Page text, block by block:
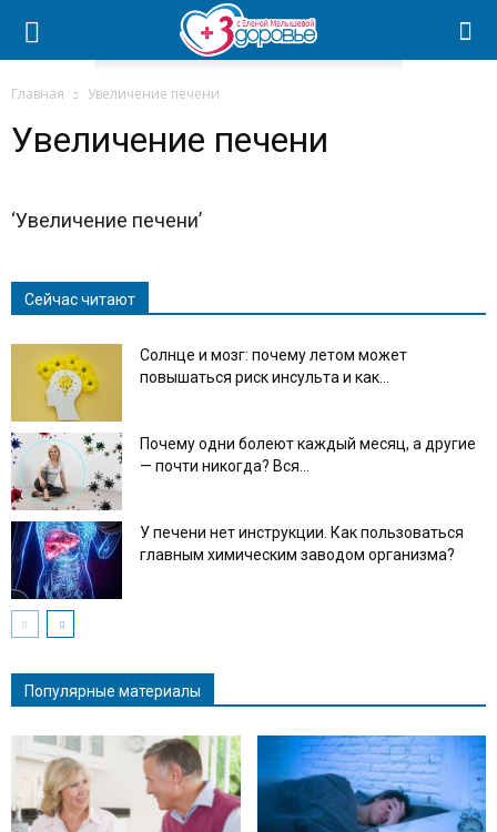
Главная Увеличение печени
Увеличение печени
‘Увеличение печени’
Сейчас читают
Солнце и мозг: почему летом может
повышаться риск инсульта и как...
Почему одни болеют каждый месяц, а другие
— почти никогда? Вся...
У печени нет инструкции. Как пользоваться
главным химическим заводом организма?
Популярные материалы